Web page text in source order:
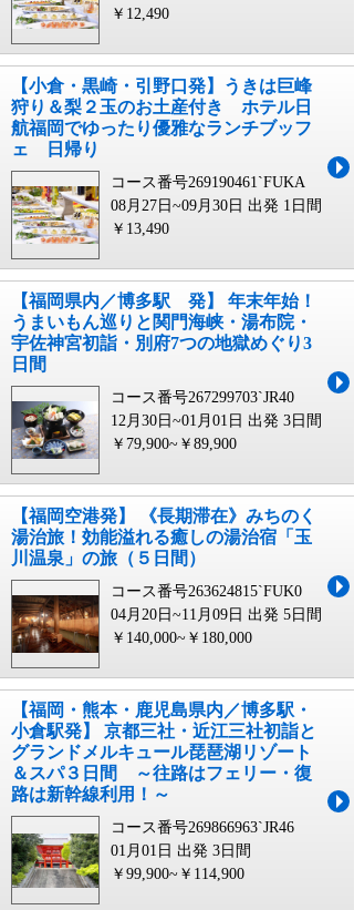
￥12,490
【小倉・黒崎・引野口発】うきは巨峰
狩り＆梨２玉のお土産付き ホテル日
航福岡でゆったり優雅なランチブッフ
ェ 日帰り
コース番号269190461`FUKA
08月27日~09月30日 出発 1日間
￥13,490
【福岡県内／博多駅 発】 年末年始！
うまいもん巡りと関門海峡・湯布院・
宇佐神宮初詣・別府7つの地獄めぐり3
日間
コース番号267299703`JR40
12月30日~01月01日 出発 3日間
￥79,900~￥89,900
【福岡空港発】 《長期滞在》みちのく
湯治旅！効能溢れる癒しの湯治宿「玉
川温泉」の旅（５日間）
コース番号263624815`FUK0
04月20日~11月09日 出発 5日間
￥140,000~￥180,000
【福岡・熊本・鹿児島県内／博多駅・
小倉駅発】 京都三社・近江三社初詣と
グランドメルキュール琵琶湖リゾート
＆スパ３日間 ～往路はフェリー・復
路は新幹線利用！～
コース番号269866963`JR46
01月01日 出発 3日間
￥99,900~￥114,900